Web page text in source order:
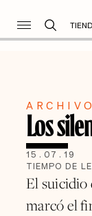
Los
15 . 07 . 19
TIEMPO DE
El suicidio
marcó el